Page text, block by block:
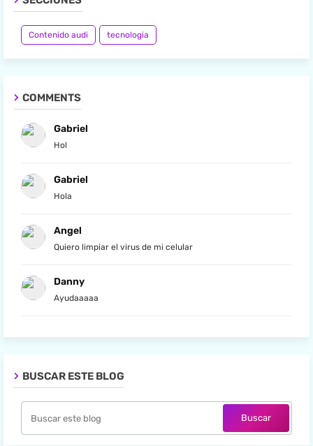
Contenido audi tecnologia
COMMENTS
Gabriel
Hol
Gabriel
Hola
Angel
Quiero limpiar el virus de mi celular
Danny
Ayudaaaaa
BUSCAR ESTE BLOG